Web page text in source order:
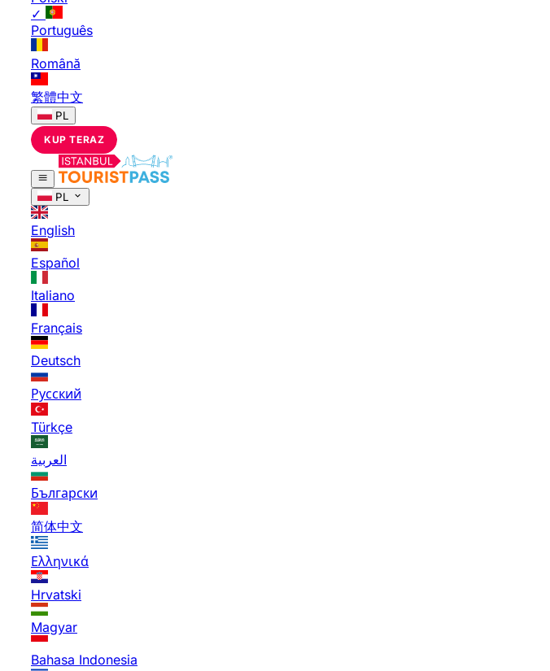
✓
Português
Română
繁體中文
PL
KUP TERAZ
PL
English
Español
Italiano
Français
Deutsch
Русский
Türkçe
العربية
Български
简体中文
Ελληνικά
Hrvatski
Magyar
Bahasa Indonesia